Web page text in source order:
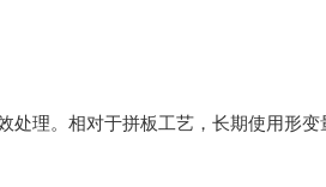
处理。相对于拼板工艺，长期使用形变